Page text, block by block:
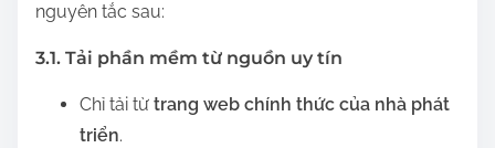
nguyên tắc sau:
3.1. Tải phần mềm từ nguồn uy tín
Chỉ tải từ trang web chính thức của nhà phát
triển.